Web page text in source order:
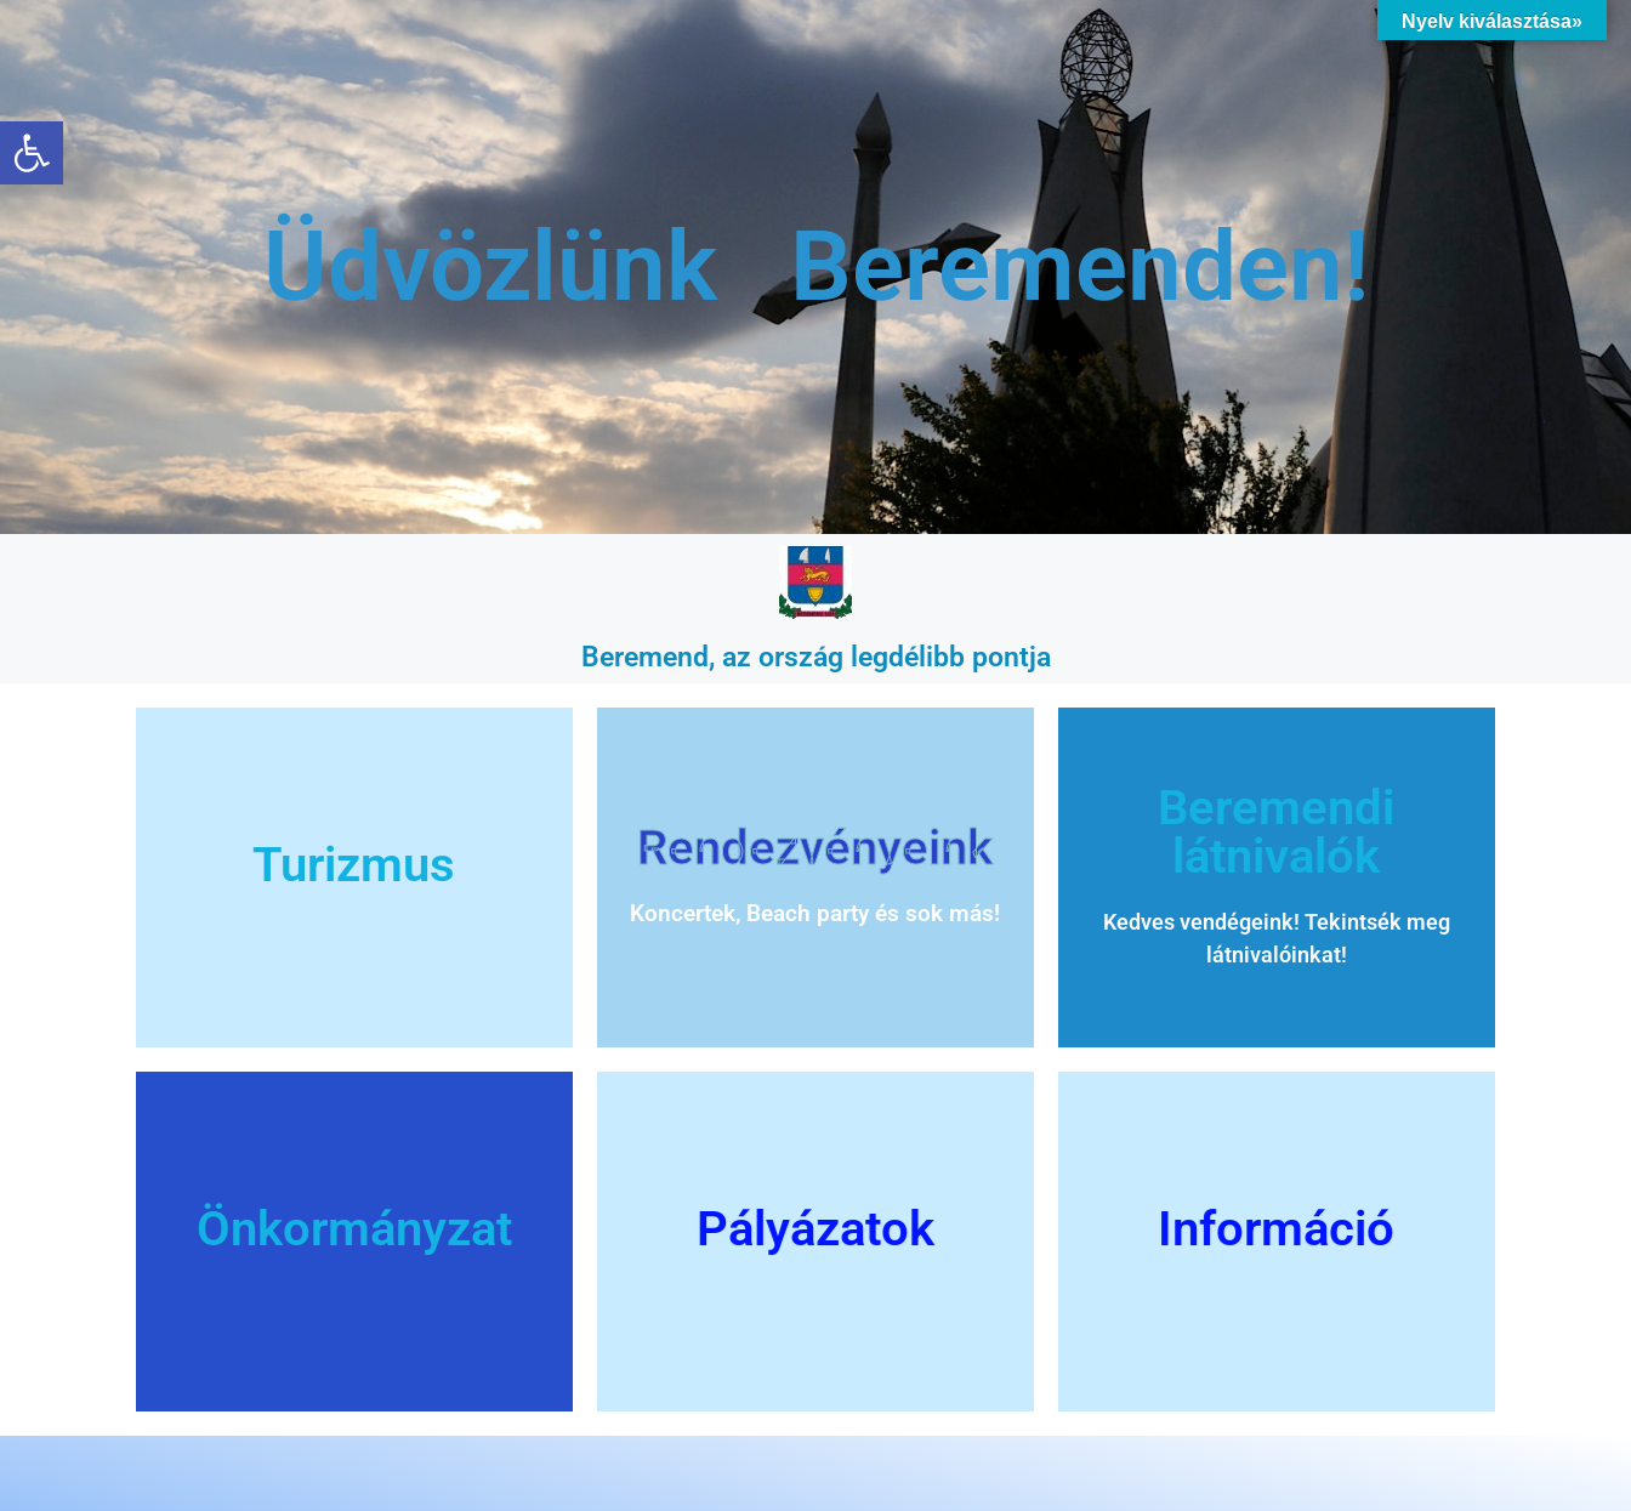
Eszköztár megnyitása
Üdvözlünk Beremenden!
Beremend, az ország legdélibb pontja
Turizmus Rendezvényeink
Koncertek, Beach party és sok más!
Beremendi
látnivalók
Kedves vendégeink! Tekintsék meg
látnivalóinkat!
Önkormányzat Pályázatok Információ
Nyelv kiválasztása»